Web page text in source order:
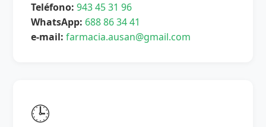
Teléfono: 943 45 31 96
WhatsApp: 688 86 34 41
e-mail: farmacia.ausan@gmail.com
🕒